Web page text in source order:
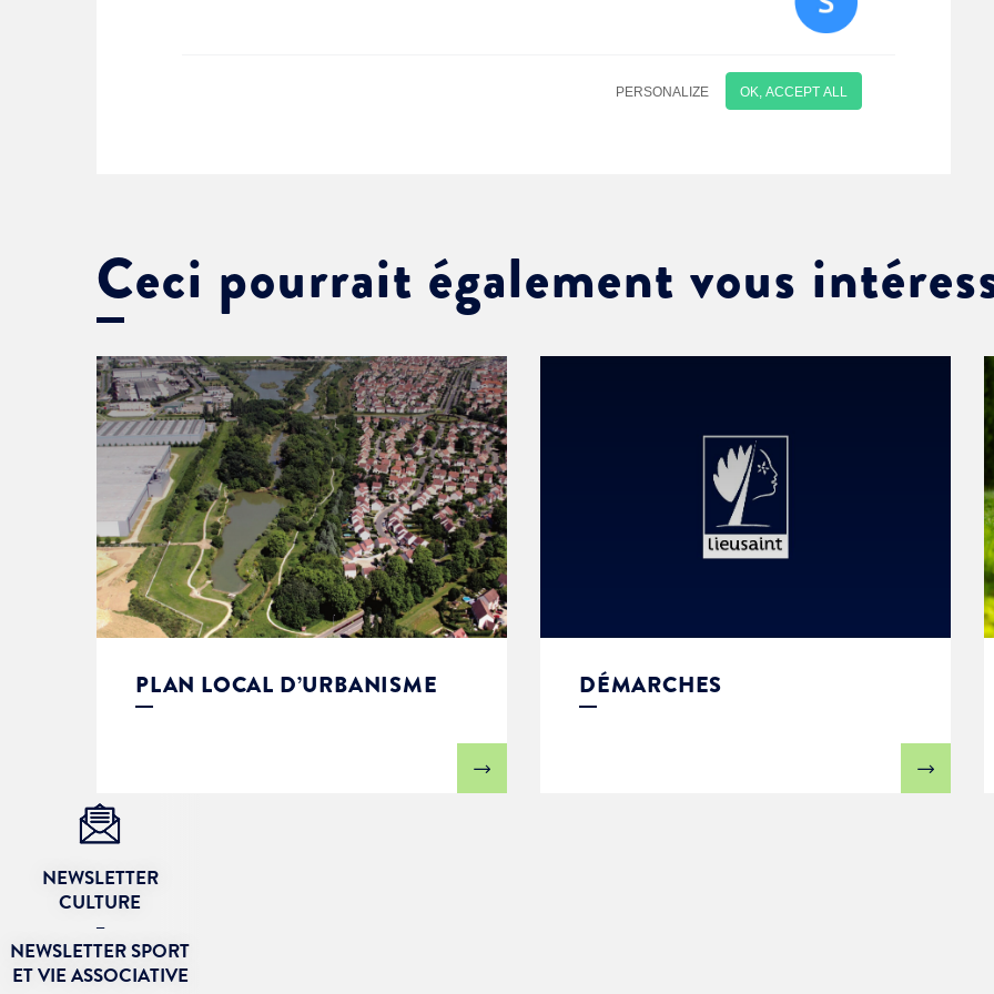
Ceci pourrait également vous
PLAN LOCAL D’URBANISME DÉMARCHES
NEWSLETTER
CULTURE
–
NEWSLETTER SPORT
ET VIE ASSOCIATIVE